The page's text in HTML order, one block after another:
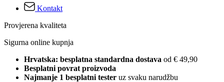
Kontakt
Provjerena kvaliteta
Sigurna online kupnja
Hrvatska: besplatna standardna dostava od € 49,90
Besplatni povrat proizvoda
Najmanje 1 besplatni tester uz svaku narudžbu